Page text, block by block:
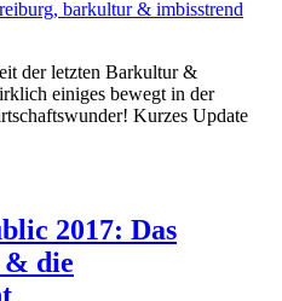
der letzten Barkultur &
einiges bewegt in der
Kurzes Update
2017: Das
die